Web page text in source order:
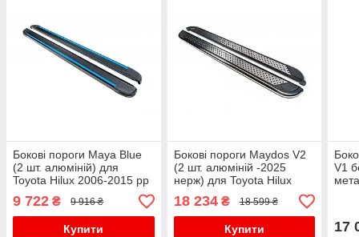
Бокові пороги Maya Blue
(2 шт. алюміній) для
Toyota Hilux 2006-2015 рр
9 722 ₴ 9 916 ₴
Купити
Бокові пороги Maydos V2
(2 шт. алюміній -2025
нерж) для Toyota Hilux
2006-2015 рр
18 234₴ 18 599 ₴
Купити
V1
17